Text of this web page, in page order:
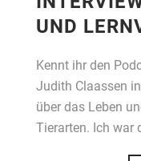
UND
Kennt ihr den
Judith Claassen
über das Leben
Tierarten. Ich war